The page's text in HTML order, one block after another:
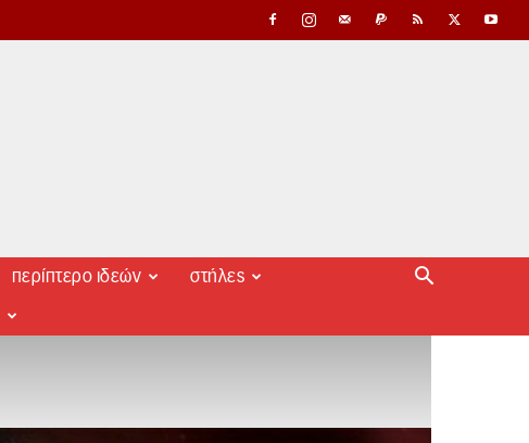
περίπτερο ιδεών στήλες